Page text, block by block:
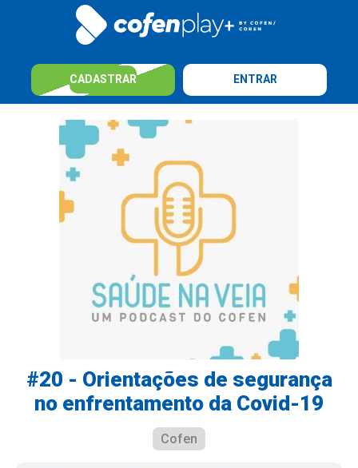
CADASTRAR ENTRAR
#20 - Orientações de segurança
no enfrentamento da Covid-19
Cofen